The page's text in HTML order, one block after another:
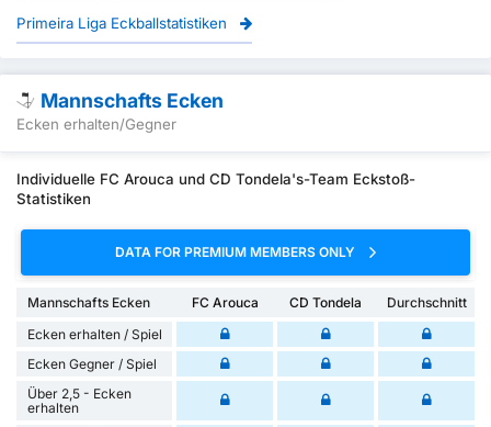
Primeira Liga Eckballstatistiken
Mannschafts Ecken
Ecken erhalten/Gegner
Individuelle FC Arouca und CD Tondela's-Team Eckstoß-
Statistiken
DATA FOR PREMIUM MEMBERS ONLY
Mannschafts Ecken FC Arouca CD Tondela
Durchschnitt
Ecken erhalten / Spiel
Ecken Gegner / Spiel
Über 2,5 - Ecken
erhalten